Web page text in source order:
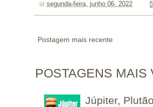
at segunda-feira, junho 06, 2022
Postagem mais recente
POSTAGENS MAIS
Júpiter,